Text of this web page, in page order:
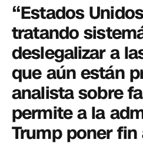
“Estados
tratando
deslegalizar a
que aún están
analista sobre
permite a la
Trump poner fin